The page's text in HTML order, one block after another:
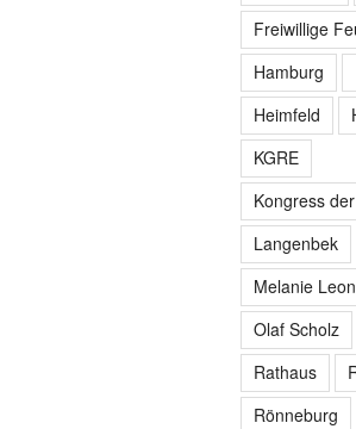
Freiwillige
Hamburg
Heimfeld
KGRE
Kongress
Langenbek
Melanie
Olaf Scholz
Rathaus
Rönneburg